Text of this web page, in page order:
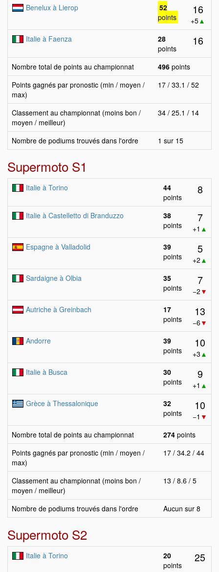
Benelux à Lierop
52
points
16
+5▲
Italie à Faenza
28
points
16
Nombre total de points au championnat 496 points
Points gagnés par pronostic (min / moyen /
max)
17 / 33.1 / 52
Classement au championnat (moins bon /
moyen / meilleur)
34 / 25.1 / 14
Nombre de podiums trouvés dans l'ordre 1 sur 15
Supermoto S1
Italie à Torino
44
points
8
Italie à Castelletto di Branduzzo
38
points
7
+1 ▲
Espagne à Valladolid
39
points
5
+2 ▲
Sardaigne à Olbia
35
points
7
−2 ▼
Autriche à Greinbach
17
points
13
−6▼
Andorre
39
points
10
+3 ▲
Italie à Busca
30
points
9
+1 ▲
Grèce à Thessalonique
32
points
10
−1 ▼
Nombre total de points au championnat
274 points
Points gagnés par pronostic (min / moyen /
max)
17 / 34.2 / 44
Classement au championnat (moins bon /
moyen / meilleur)
13 / 8.6 / 5
Nombre de podiums trouvés dans l'ordre Aucun sur 8
Supermoto S2
Italie à Torino
20
points
25